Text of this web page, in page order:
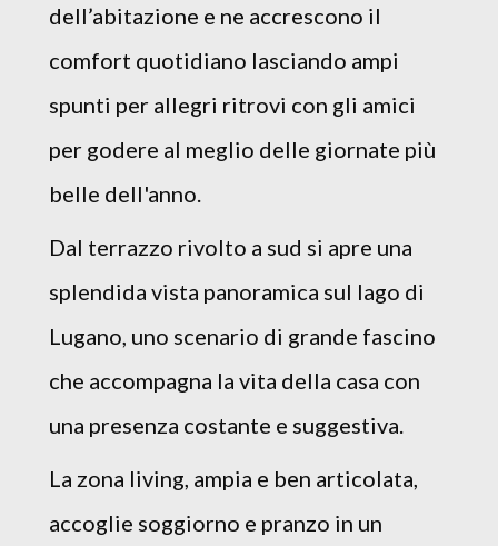
dell’abitazione e ne accrescono il
comfort quotidiano lasciando ampi
spunti per allegri ritrovi con gli amici
per godere al meglio delle giornate più
belle dell'anno.
Dal terrazzo rivolto a sud si apre una
splendida vista panoramica sul lago di
Lugano, uno scenario di grande fascino
che accompagna la vita della casa con
una presenza costante e suggestiva.
La zona living, ampia e ben articolata,
accoglie soggiorno e pranzo in un